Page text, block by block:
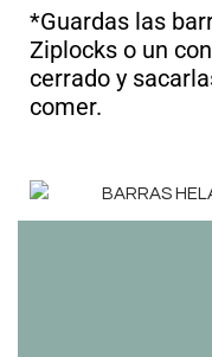
*Guardas las
Ziplocks o un
cerrado y
comer.